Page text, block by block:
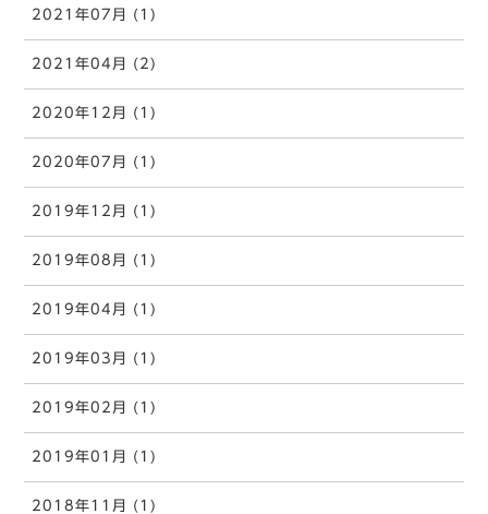
2021年07月 (1)
2021年04月 (2)
2020年12月 (1)
2020年07月 (1)
2019年12月 (1)
2019年08月 (1)
2019年04月 (1)
2019年03月 (1)
2019年02月 (1)
2019年01月 (1)
2018年11月 (1)